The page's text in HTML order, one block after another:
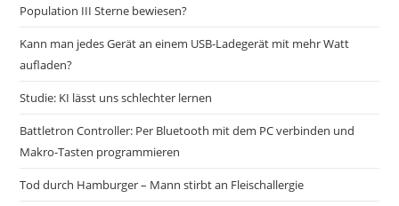
Population III Sterne bewiesen?
Kann man jedes Gerät an einem USB-Ladegerät mit mehr Watt
aufladen?
Studie: KI lässt uns schlechter lernen
Battletron Controller: Per Bluetooth mit dem PC verbinden und
Makro-Tasten programmieren
Tod durch Hamburger – Mann stirbt an Fleischallergie